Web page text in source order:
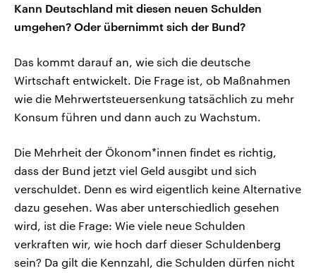
Kann Deutschland mit diesen neuen Schulden
umgehen? Oder übernimmt sich der Bund?
Das kommt darauf an, wie sich die deutsche
Wirtschaft entwickelt. Die Frage ist, ob Maßnahmen
wie die Mehrwertsteuersenkung tatsächlich zu mehr
Konsum führen und dann auch zu Wachstum.
Die Mehrheit der Ökonom*innen findet es richtig,
dass der Bund jetzt viel Geld ausgibt und sich
verschuldet. Denn es wird eigentlich keine Alternative
dazu gesehen. Was aber unterschiedlich gesehen
wird, ist die Frage: Wie viele neue Schulden
verkraften wir, wie hoch darf dieser Schuldenberg
sein? Da gilt die Kennzahl, die Schulden dürfen nicht